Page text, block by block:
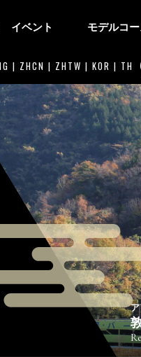
イベント モデルコー
| ZHCN | ZHTW | KOR | TH